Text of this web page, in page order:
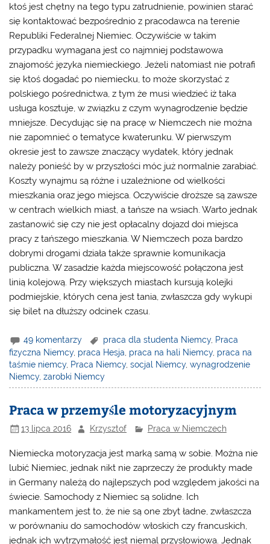
ktoś jest chętny na tego typu zatrudnienie, powinien starać
się kontaktować bezpośrednio z pracodawca na terenie
Republiki Federalnej Niemiec. Oczywiście w takim
przypadku wymagana jest co najmniej podstawowa
znajomość języka niemieckiego. Jeżeli natomiast nie potrafi
się ktoś dogadać po niemiecku, to może skorzystać z
polskiego pośrednictwa, z tym że musi wiedzieć iż taka
usługa kosztuje, w związku z czym wynagrodzenie będzie
mniejsze. Decydując się na pracę w Niemczech nie można
nie zapomnieć o tematyce kwaterunku. W pierwszym
okresie jest to zawsze znaczący wydatek, który jednak
należy ponieść by w przyszłości móc już normalnie zarabiać.
Koszty wynajmu są różne i uzależnione od wielkości
mieszkania oraz jego miejsca. Oczywiście droższe są zawsze
w centrach wielkich miast, a tańsze na wsiach. Warto jednak
zastanowić się czy nie jest opłacalny dojazd doi miejsca
pracy z tańszego mieszkania. W Niemczech poza bardzo
dobrymi drogami działa także sprawnie komunikacja
publiczna. W zasadzie każda miejscowość połączona jest
linią kolejową. Przy większych miastach kursują kolejki
podmiejskie, których cena jest tania, zwłaszcza gdy wykupi
się bilet na dłuższy odcinek czasu.
49 komentarzy praca dla studenta Niemcy, Praca
fizyczna Niemcy, praca Hesja praca na hali Niemcy, praca na
taśmie niemcy, Praca Niemcy,socjal Niemcy,wynagrodzenie
Niemcy,zarobki Niemcy
Praca w przemyśle motoryzacyjnym
13 lipca 2016 Krzysztof Praca w Niemczech
Niemiecka motoryzacja jest marką samą w sobie. Można nie
lubić Niemiec, jednak nikt nie zaprzeczy że produkty made
in Germany należą do najlepszych pod względem jakości na
świecie. Samochody z Niemiec są solidne. Ich
mankamentem jest to, że nie są one zbyt ładne, zwłaszcza
w porównaniu do samochodów włoskich czy francuskich,
jednak ich wytrzymałość jest niemal przysłowiowa. Jednak